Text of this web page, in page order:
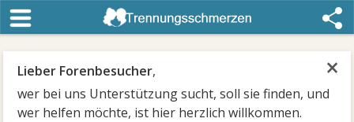
×
Lieber Forenbesucher,
wer bei uns Unterstützung sucht, soll sie finden, und
wer helfen möchte, ist hier herzlich willkommen.